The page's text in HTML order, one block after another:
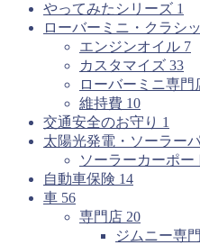
やってみたシリーズ 1
ローバーミニ・クラシ
エンジンオイル 7
カスタマイズ 33
ローバーミニ専門
維持費 10
交通安全のお守り 1
太陽光発電・ソーラー
ソーラーカーポー
自動車保険 14
車 56
専門店 20
ジムニー専